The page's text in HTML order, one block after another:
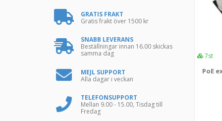
7st
PoE
Philio Tech
Popp
Reolink
RFXCOM
Shelly
GRATIS FRAKT
Gratis frakt över 1500 kr
SNABB LEVERANS
Beställningar innan 16.00 skickas
samma dag
MEJL SUPPORT
Alla dagar i veckan
TELEFONSUPPORT
Mellan 9.00 - 15.00, Tisdag till
Fredag